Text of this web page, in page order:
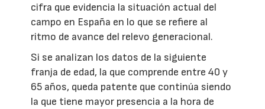
cifra que evidencia la situación actual del
campo en España en lo que se refiere al
ritmo de avance del relevo generacional.
Si se analizan los datos de la siguiente
franja de edad, la que comprende entre 40 y
65 años, queda patente que continúa siendo
la que tiene mayor presencia a la hora de